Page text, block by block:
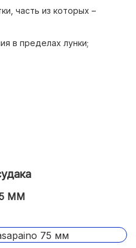
часть из которых –
в пределах лунки;
ММ